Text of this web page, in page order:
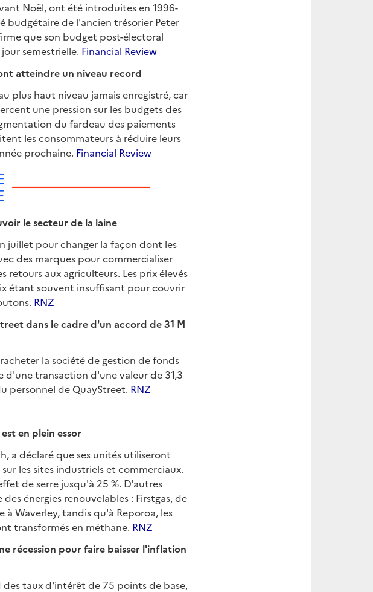
Noël, ont été introduites en 1996-
budgétaire de l'ancien trésorier Peter
que son budget post-électoral
semestrielle. Financial Review
atteindre un niveau record
plus haut niveau jamais enregistré, car
une pression sur les budgets des
du fardeau des paiements
les consommateurs à réduire leurs
prochaine. Financial Review
le secteur de la laine
juillet pour changer la façon dont les
des marques pour commercialiser
aux agriculteurs. Les prix élevés
étant souvent insuffisant pour couvrir
RNZ
dans le cadre d'un accord de 31 M
la société de gestion de fonds
d'une transaction d'une valeur de 31,3
personnel de QuayStreet. RNZ
en plein essor
a déclaré que ses unités utiliseront
les sites industriels et commerciaux.
de serre jusqu'à 25 %. D'autres
énergies renouvelables : Firstgas, de
Waverley, tandis qu'à Reporoa, les
transformés en méthane. RNZ
récession pour faire baisser l'inflation
des taux d'intérêt de 75 points de base,